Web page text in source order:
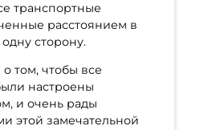
транспортные
расстоянием в
сторону.
том, чтобы все
настроены
и очень рады
этой замечательной